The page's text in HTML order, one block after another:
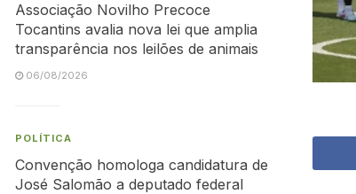
Associação Novilho Precoce
Tocantins avalia nova lei que amplia
transparência nos leilões de animais
06/08/2026
POLÍTICA
Convenção homologa candidatura de
José Salomão a deputado federal